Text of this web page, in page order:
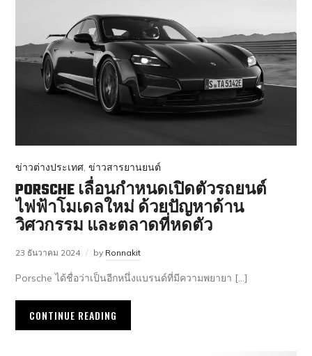
ข่าวต่างประเทศ,ข่าวสารยานยนต์
PORSCHE เลื่อนกำหนดเปิดตัวรถยนต์
ไฟฟ้าโมเดลใหม่ ด้วยปัญหาด้าน
วิศวกรรม และตลาดที่หดตัว
23 ธันวาคม 2024 by Ronnakit
Porsche ได้ชื่อว่าเป็นอีกหนึ่งแบรนด์ที่มีความพยายา […]
CONTINUE READING